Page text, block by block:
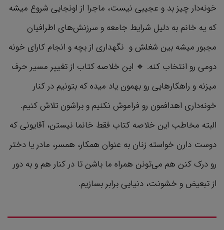
خونه‌دار چیز بد و عجیبی نیست، ماجرا از اونجایی شروع میشه
که یه خانم به دلیل شرایط جامعه و سرزنش‌های اطرافیان
مجبور میشه بین شغلش و نگهداری از بچه و انجام کارای خونه
دومی رو انتخاب کنه. 🔹 این خلاصه کتاب از تغییر مسیر حرف
میزنه و راهکارهایی رو بهمون یاد میده که بتونیم در کنار
خونه‌داری اهدافمون رو فراموش نکنیم و براشون تلاش کنیم.
البته مخاطب این خلاصه کتاب فقط خانما نیستن، آقایونی که
دوست دارن خواسته زنان به‌ عنوان همکار، همسر، مادر یا دختر
رو درک کنن هم می‌تونن همراه ما باشن تا در کنار هم و به دور
از تبعیض و خشونت، دنیایی برابر بسازیم.